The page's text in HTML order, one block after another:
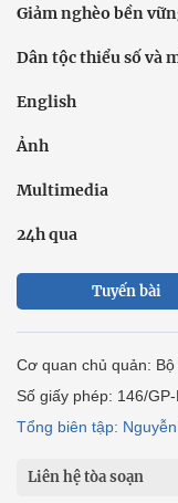
Giảm nghèo bền
Dân tộc thiểu số và
English
Ảnh
Multimedia
24h qua
Tuyến bài
Cơ quan chủ quản:
Số giấy phép: 146/
Tổng biên tập:
Liên hệ tòa soạn